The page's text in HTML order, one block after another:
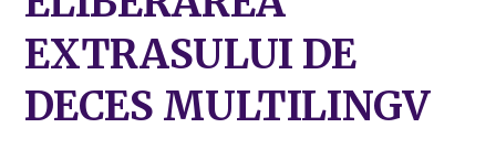
EXTRASULUI DE
DECES MULTILINGV